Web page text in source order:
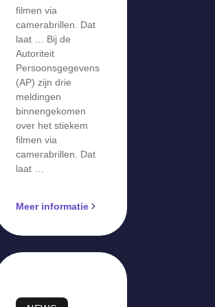
filmen via
camerabrillen. Dat
laat … Bij de
Autoriteit
Persoonsgegevens
(AP) zijn drie
meldingen
binnengekomen
over het stiekem
filmen via
camerabrillen. Dat
laat …
Meer informatie